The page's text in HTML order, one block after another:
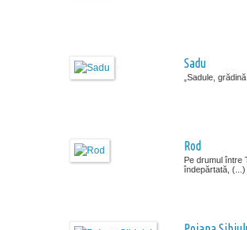
Sadu
„Sadule,
Rod
Pe drumul între
îndepărtată, (...)